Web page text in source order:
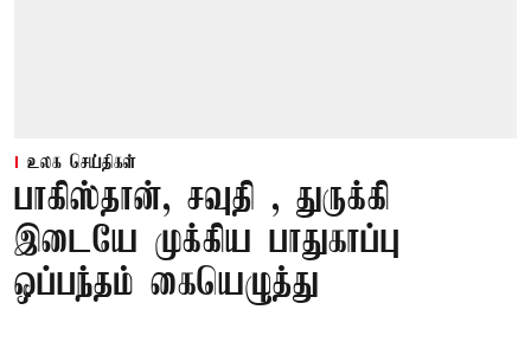
உலக செய்திகள்
பாகிஸ்தான், சவுதி , துருக்கி
இடையே முக்கிய பாதுகாப்பு
ஒப்பந்தம் கையெழுத்து